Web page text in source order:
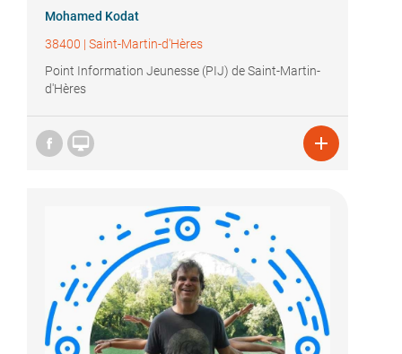
Mohamed Kodat
38400 | Saint-Martin-d'Hères
Point Information Jeunesse (PIJ) de Saint-Martin-
d'Hères
 